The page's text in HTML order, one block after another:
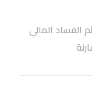
الفساد المالي